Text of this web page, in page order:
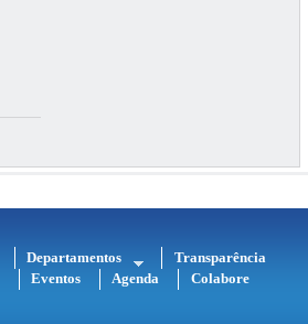
Departamentos
Transparência
Eventos Agenda
Colabore